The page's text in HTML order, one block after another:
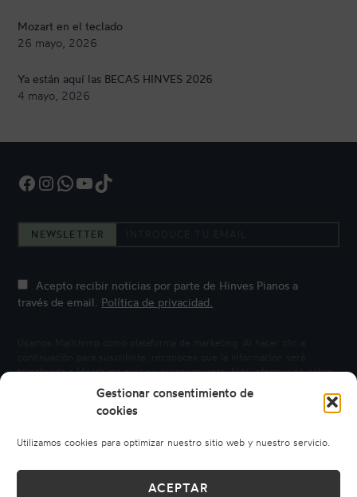
Gestionar consentimiento de
cookies
Utilizamos cookies para optimizar nuestro sitio web y nuestro servicio.
ACEPTAR
Mozart en el teclado
26 mayo, 2026
Ya están aquí las BECAS HINVES 2026
4 mayo, 2026
Facebook InstagramWhatsApp YouTube TikTok
NEWSLETTER
Acepto recibir noticias por parte de Hinves Pianos a
través de email. Política de privacidad.
transferida a Mailchimp para su procesamiento.Más información sobre
la privacidad de Mailchimp.